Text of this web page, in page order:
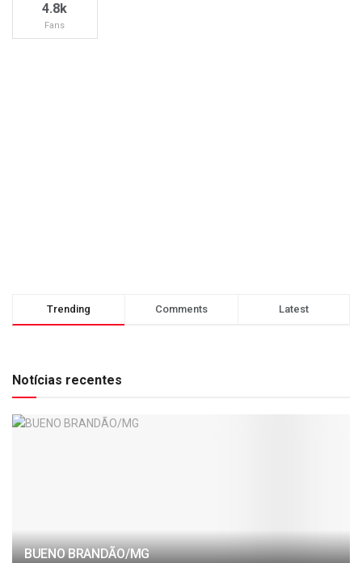
4.8k
Fans
Trending Comments Latest
Notícias recentes
BUENO BRANDÃO/MG